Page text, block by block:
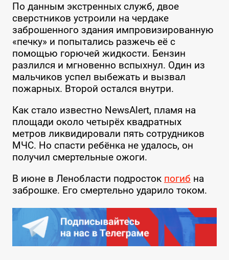
По данным экстренных служб, двое
сверстников устроили на чердаке
заброшенного здания импровизированную
«печку» и попытались разжечь её с
помощью горючей жидкости. Бензин
разлился и мгновенно вспыхнул. Один из
мальчиков успел выбежать и вызвал
пожарных. Второй остался внутри.
Как стало известно NewsAlert, пламя на
площади около четырёх квадратных
метров ликвидировали пять сотрудников
МЧС. Но спасти ребёнка не удалось, он
получил смертельные ожоги.
В июне в Ленобласти подросток погиб на
заброшке. Его смертельно ударило током.